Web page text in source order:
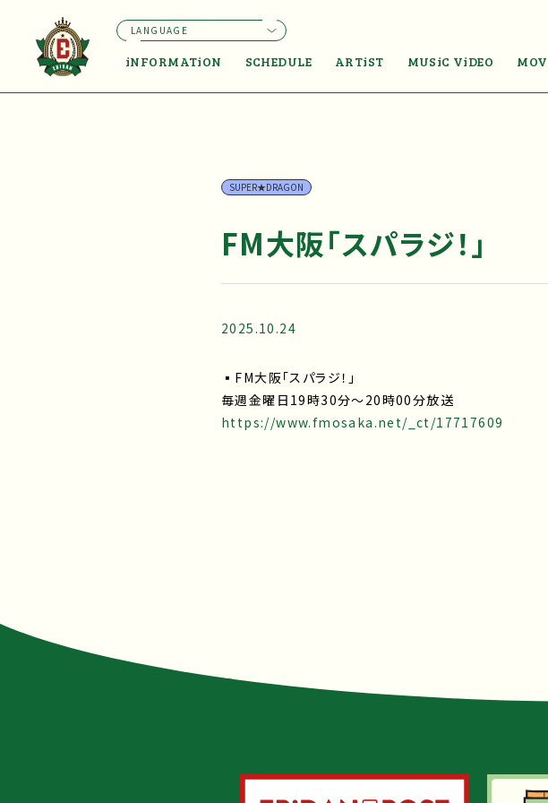
iNFORMATiON SCHEDULE ARTiST MUSiC ViDEO
LANGUAGE
SUPER★DRAGON
FM大阪「スパラジ！」
2025.10.24
▪FM大阪「スパラジ！」
毎週金曜日19時30分〜20時00分放送
https://www.fmosaka.net/_ct/17717609